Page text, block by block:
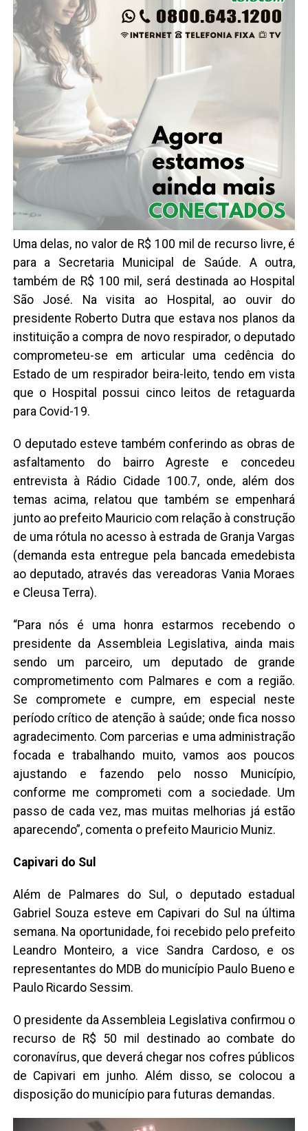
Uma delas, no valor de R$ 100 mil de recurso livre, é
para a Secretaria Municipal de Saúde. A outra,
também de R$ 100 mil, será destinada ao Hospital
São José. Na visita ao Hospital, ao ouvir do
presidente Roberto Dutra que estava nos planos da
instituição a compra de novo respirador, o deputado
comprometeu-se em articular uma cedência do
Estado de um respirador beira-leito, tendo em vista
que o Hospital possui cinco leitos de retaguarda
para Covid-19.
O deputado esteve também conferindo as obras de
asfaltamento do bairro Agreste e concedeu
entrevista à Rádio Cidade 100.7, onde, além dos
temas acima, relatou que também se empenhará
junto ao prefeito Mauricio com relação à construção
de uma rótula no acesso à estrada de Granja Vargas
(demanda esta entregue pela bancada emedebista
ao deputado, através das vereadoras Vania Moraes
e Cleusa Terra).
“Para nós é uma honra estarmos recebendo o
presidente da Assembleia Legislativa, ainda mais
sendo um parceiro, um deputado de grande
comprometimento com Palmares e com a região.
Se compromete e cumpre, em especial neste
período crítico de atenção à saúde; onde fica nosso
agradecimento. Com parcerias e uma administração
focada e trabalhando muito, vamos aos poucos
ajustando e fazendo pelo nosso Município,
conforme me comprometi com a sociedade. Um
passo de cada vez, mas muitas melhorias já estão
aparecendo”, comenta o prefeito Mauricio Muniz.
Capivari do Sul
Além de Palmares do Sul, o deputado estadual
Gabriel Souza esteve em Capivari do Sul na última
semana. Na oportunidade, foi recebido pelo prefeito
Leandro Monteiro, a vice Sandra Cardoso, e os
representantes do MDB do município Paulo Bueno e
Paulo Ricardo Sessim.
O presidente da Assembleia Legislativa confirmou o
recurso de R$ 50 mil destinado ao combate do
coronavírus, que deverá chegar nos cofres públicos
de Capivari em junho. Além disso, se colocou a
disposição do município para futuras demandas.